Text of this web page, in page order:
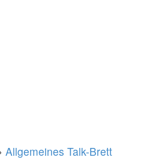
Allgemeines Talk-Brett